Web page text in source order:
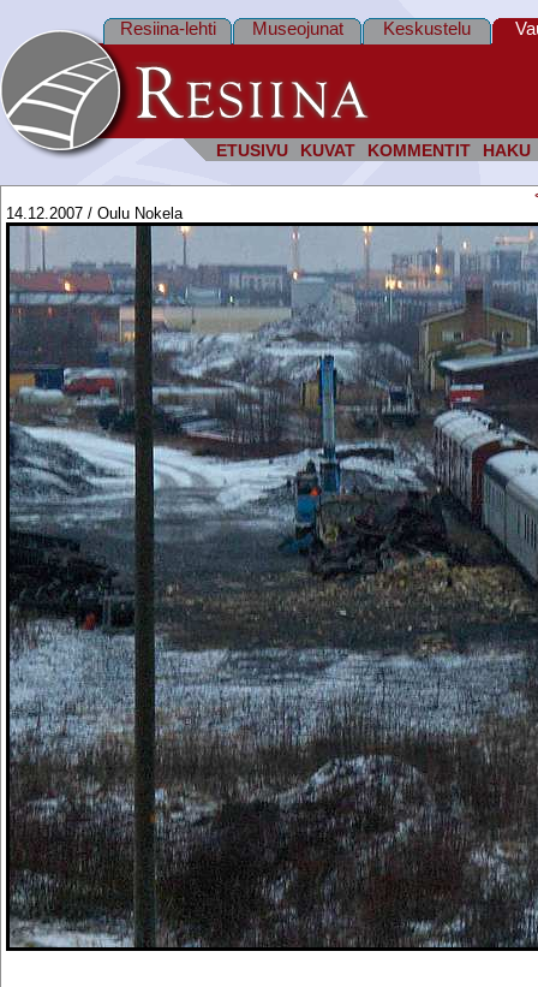
ETUSIVU KUVAT KOMMENTIT HAKU
Resiina-lehti Museojunat Keskustelu
14.12.2007 / Oulu Nokela